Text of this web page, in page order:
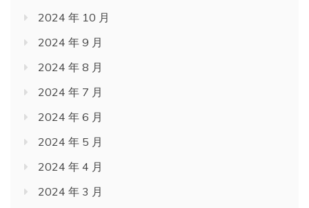
2024 年 10 月
2024 年 9 月
2024 年 8 月
2024 年 7 月
2024 年 6 月
2024 年 5 月
2024 年 4 月
2024 年 3 月